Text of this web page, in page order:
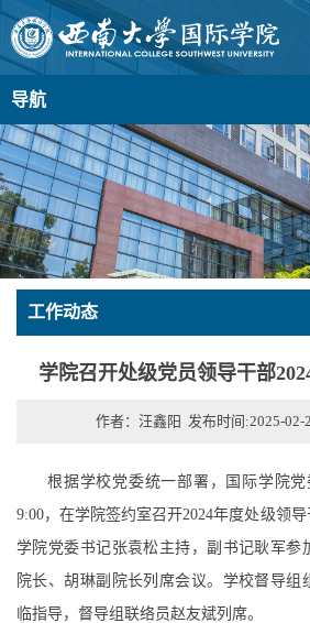
导航
工作动态
学院召开处级党员领导干部
作者：汪鑫阳 发布时间:2025-02-
根据学校党委统一部署，国际学院党
9:00，在学院签约室召开2024年度处级领
学院党委书记张袁松主持，副书记耿军参
院长、胡琳副院长列席会议。学校督导组
临指导，督导组联络员赵友斌列席。